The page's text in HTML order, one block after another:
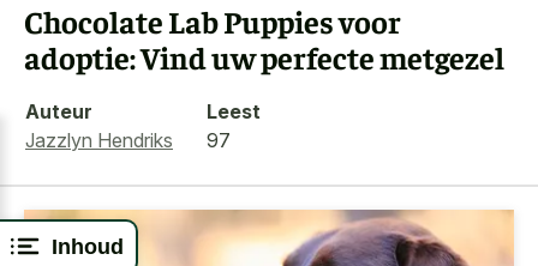
Inhoud
Chocolate Lab Puppies voor
adoptie: Vind uw perfecte metgezel
Auteur
Jazzlyn Hendriks
Leest
97